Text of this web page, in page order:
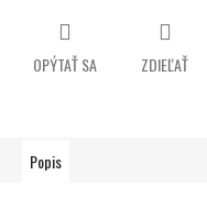
OPÝTAŤ SA ZDIEĽAŤ
Popis